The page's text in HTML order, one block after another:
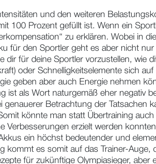
und den weiteren
100 Prozent gefüllt ist. Wenn ein
zu erklären. Wobei
für den Sportler geht es aber nicht
dir für deine Sportler vorzustellen, wie
oder Schnelligkeitselemente sich
geben aber auch Energie nehmen
ist als Wort naturgemäß eher negativ
genauerer Betrachtung der
könnte man statt Übertraining
Verbesserungen erzielt werden
ein höchst bedeutender und
kommt es somit auf das Trainer-
für zukünftige Olympiasieger,